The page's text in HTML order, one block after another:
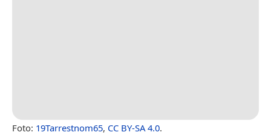
Foto: 19Tarrestnom65, CC BY-SA 4.0.